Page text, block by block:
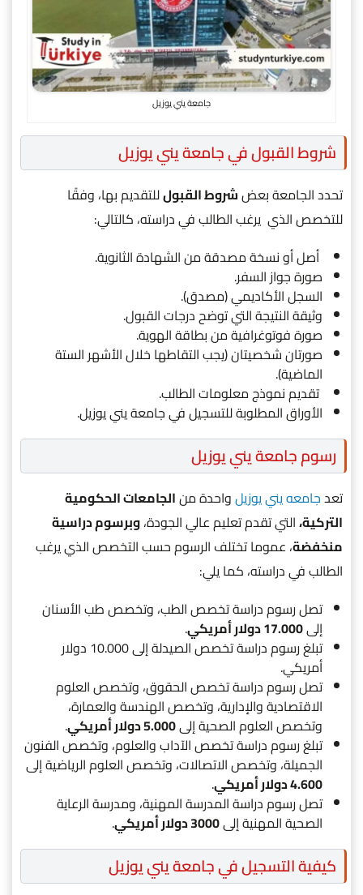
جامعة يني يوزيل
شروط القبول في جامعة يني يوزيل
تحدد الجامعة بعضشروط القبولللتقديم بها، وفقًا
للتخصص الذي يرغب الطالب في دراسته، كالتالي:
أصل أو نسخة مصدقة من الشهادة الثانوية.
صورة جواز السفر.
السجل الأكاديمي (مصدق).
وثيقة النتيجة التي توضح درجات القبول.
صورة فوتوغرافية من بطاقة الهوية.
صورتان شخصيتان (يجب التقاطها خلال الأشهر الستة
الماضية).
تقديم نموذج معلومات الطالب.
الأوراق المطلوبة للتسجيل في جامعة يني يوزيل.
رسوم جامعة يني يوزيل
تعدجامعه يني يوزيلواحدة منالجامعات الحكومية
التركية،التي تقدم تعليم عالي الجودة،وبرسوم دراسية
منخفضة، عموما تختلف الرسوم حسب التخصص الذي يرغب
الطالب في دراسته، كما يلي:
تصل رسوم دراسة تخصص الطب، وتخصص طب الأسنان
إلى17.000 دولار أمريكي
.
تبلغ رسوم دراسة تخصص الصيدلة إلى 10.000 دولار
أمريكي.
تصل رسوم دراسة تخصص الحقوق، وتخصص العلوم
الاقتصادية والإدارية، وتخصص الهندسة والعمارة،
وتخصص العلوم الصحية إلى5.000 دولار أمريكي
.
تبلغ رسوم دراسة تخصص الآداب والعلوم، وتخصص الفنون
الجميلة، وتخصص الاتصالات، وتخصص العلوم الرياضية إلى
4.600 دولار أمريكي
.
تصل رسوم دراسة المدرسة المهنية، ومدرسة الرعاية
الصحية المهنية إلى3000 دولار أمريكي .
كيفية التسجيل في جامعة يني يوزيل